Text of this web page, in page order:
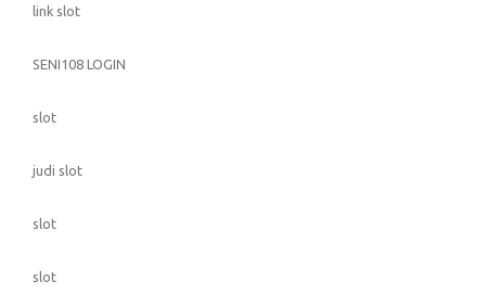
link slot
SENI108 LOGIN
slot
judi slot
slot
slot